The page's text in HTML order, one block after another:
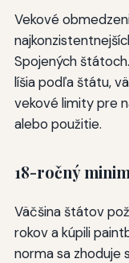
Vekové
Spojených
líšia podľa štátu,
vekové limity pre
alebo použitie.
18-ročný
Väčšina štátov
rokov a kúpili
norma sa zhoduje